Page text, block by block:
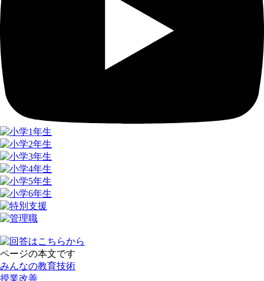
ページの本文です
みんなの教育技術
授業改善